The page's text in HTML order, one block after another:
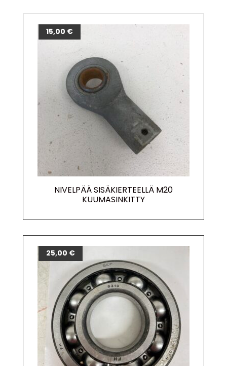
NIVELPÄÄ SISÄKIERTEELLÄ M20
KUUMASINKITTY
15,00 €
25,00 €